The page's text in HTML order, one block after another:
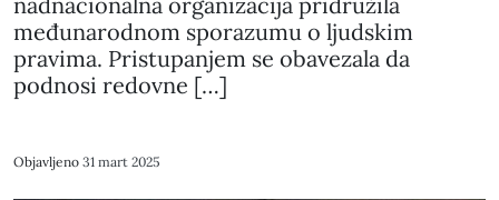
međunarodnom sporazumu o ljudskim
pravima. Pristupanjem se obavezala da
podnosi redovne […]
Objavljeno 31 mart 2025